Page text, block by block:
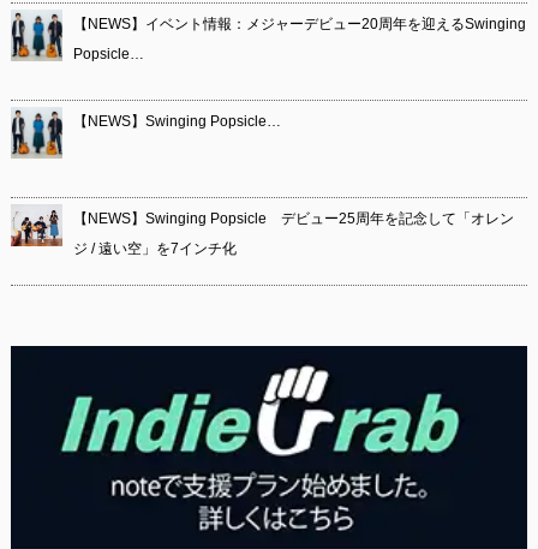
【NEWS】イベント情報：メジャーデビュー20周年を迎えるSwinging
Popsicle…
【NEWS】Swinging Popsicle…
【NEWS】Swinging Popsicle デビュー25周年を記念して「オレン
ジ / 遠い空」を7インチ化